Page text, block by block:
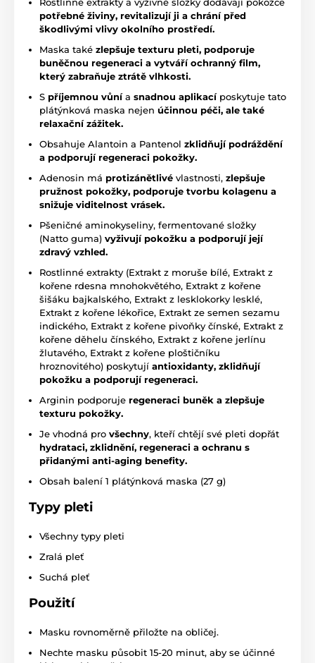
potřebné živiny, revitalizují ji a chrání před
škodlivými vlivy okolního prostředí.
Maska také zlepšuje texturu pleti, podporuje
buněčnou regeneraci a vytváří ochranný film,
který zabraňuje ztrátě vlhkosti.
S příjemnou vůnía snadnou aplikacíposkytuje tato
plátýnková maska nejen účinnou péči, ale také
relaxační zážitek.
Obsahuje Alantoin a Pantenol zklidňují podráždění
a podporují regeneraci pokožky.
Adenosin má protizánětlivé vlastnosti, zlepšuje
pružnost pokožky, podporuje tvorbu kolagenu a
snižuje viditelnost vrásek.
Pšeničné aminokyseliny, fermentované složky
(Natto guma) vyživují pokožku a podporují její
zdravý vzhled.
Rostlinné extrakty (Extrakt z moruše bílé, Extrakt z
kořene rdesna mnohokvětého, Extrakt z kořene
šišáku bajkalského, Extrakt z lesklokorky lesklé,
Extrakt z kořene lékořice, Extrakt ze semen sezamu
indického, Extrakt z kořene pivoňky čínské, Extrakt z
kořene děhelu čínského, Extrakt z kořene jerlínu
žlutavého, Extrakt z kořene ploštičníku
hroznovitého) poskytují antioxidanty, zklidňují
pokožku a podporují regeneraci.
Arginin podporuje regeneraci buněk a zlepšuje
texturu pokožky.
Je vhodná pro všechny, kteří chtějí své pleti dopřát
hydrataci, zklidnění, regeneraci a ochranu s
přidanými anti-aging benefity.
Obsah balení 1 plátýnková maska (27 g)
Typy pleti
Všechny typy pleti
Zralá pleť
Suchá pleť
Použití
Masku rovnoměrně přiložte na obličej.
Nechte masku působit 15-20 minut, aby se účinné